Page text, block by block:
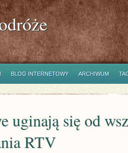
BLOG INTERNETOWY ARCHIWUM
uginają się od
RTV